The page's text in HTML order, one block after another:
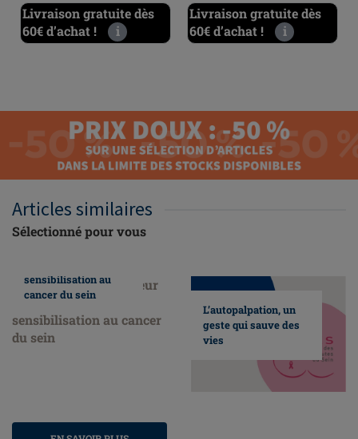
Livraison gratuite dès
60€ d’achat !
i
Livraison gratuite dès
60€ d’achat !
i
Articles similaires
Sélectionné pour vous
sensibilisation au
cancer du sein
L’autopalpation, un
geste qui sauve des
vies